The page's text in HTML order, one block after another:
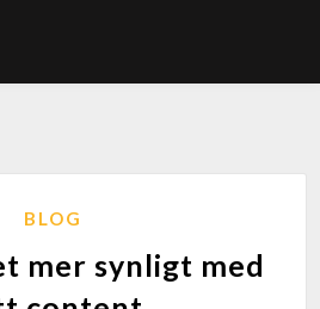
BLOG
mer synligt med